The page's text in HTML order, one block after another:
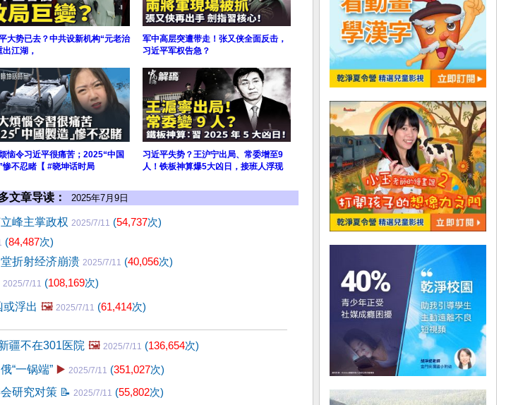
大势已去？中共设新机构“元老治
出江湖，
军中高层突遭带走！张又侠全面反击，
习近平军权告急？
恼令习近平很痛苦；2025“中国
惨不忍睹【 #晓坤话时局
习近平失势？王沪宁出局、常委增至9
人！铁板神算爆5大凶日，接班人浮现
文章导读： 2025年7月9日
峰主掌政权 2025/7/11 (54,737次)
(84,487次)
折射经济崩溃 2025/7/11 (40,056次)
2025/7/11 (108,169次)
或浮出 🖼️ 2025/7/11 (61,414次)
疆不在301医院 🖼️ 2025/7/11 (136,654次)
“一锅端” ▶️ 2025/7/11 (351,027次)
研究对策 📝 2025/7/11 (55,802次)